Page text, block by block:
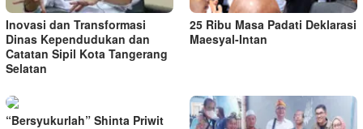
Inovasi dan Transformasi
Dinas Kependudukan dan
Catatan Sipil Kota Tangerang
Selatan
25 Ribu Masa Padati Deklarasi
Maesyal-Intan
“Bersyukurlah” Shinta Priwit